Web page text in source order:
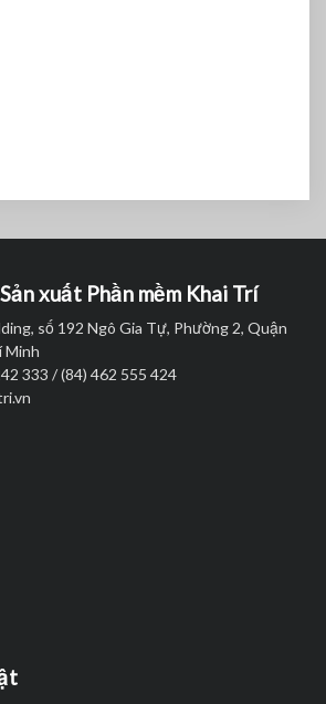
xuất Phần mềm Khai Trí
số 192 Ngô Gia Tự, Phường 2, Quận
Minh
333 / (84) 462 555 424